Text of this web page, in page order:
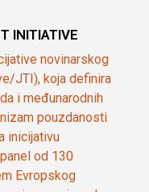
INITIATIVE
novinarskog
JTI), koja definira
i međunarodnih
pouzdanosti
inicijativu
od 130
Evropskog